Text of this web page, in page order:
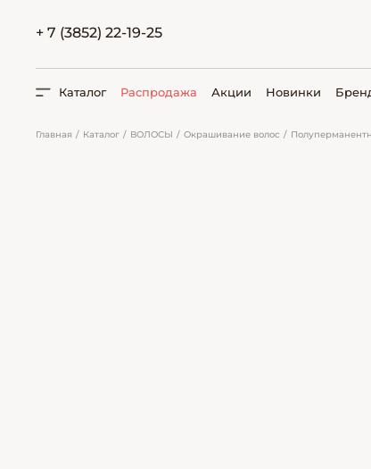
+ 7 (3852) 22-19-25
Каталог Распродажа Акции Новинки
Главная Каталог ВОЛОСЫ Окрашивание волос